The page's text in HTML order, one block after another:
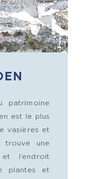
patrimoine
est le plus
vasières et
une
l’endroit
plantes et